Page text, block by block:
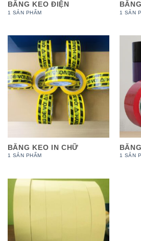
BĂNG KEO ĐIỆN
1 SẢN PHẨM 1 SẢN
BĂNG KEO IN CHỮ
1 SẢN PHẨM 1 SẢN